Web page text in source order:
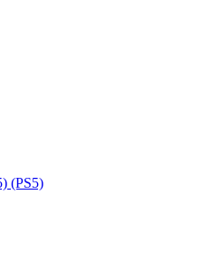
(PS5)